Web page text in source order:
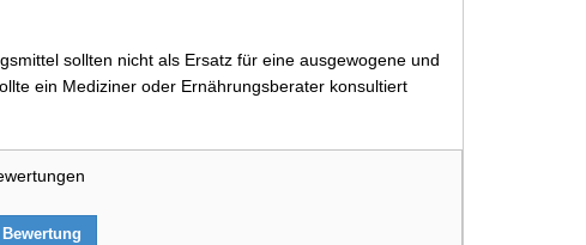
sollten nicht als Ersatz für eine ausgewogene und
ein Mediziner oder Ernährungsberater konsultiert